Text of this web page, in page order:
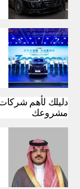
دليلك لأهم
مشروعك